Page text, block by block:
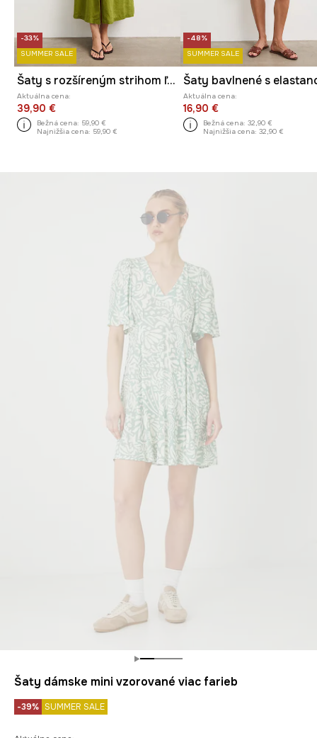
-33%
SUMMER SALE
Šaty s rozšíreným strihom ľanové hladké
Aktuálna cena:
39,90 €
Bežná cena: 59,90 €
Najnižšia cena: 59,90 €
-48%
SUMMER SALE
Šaty bavlnené s
Aktuálna cena:
16,90 €
Bežná cena: 32,90 €
Najnižšia cena: 32,90 €
Šaty dámske mini vzorované viac farieb
-39% SUMMER SALE